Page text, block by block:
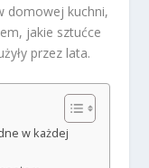
domowej kuchni,
jakie sztućce
przez lata.
w każdej